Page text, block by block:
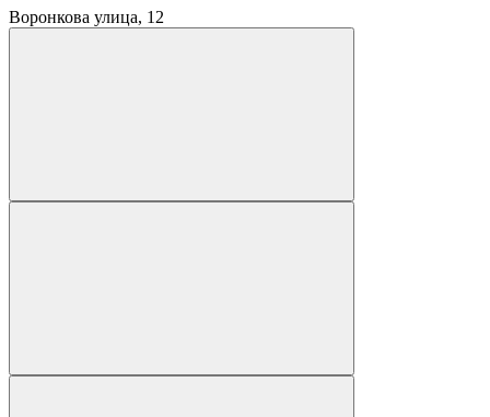
Воронкова улица, 12